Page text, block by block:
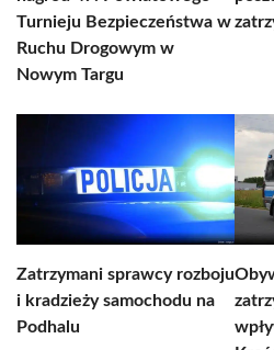
Turnieju Bezpieczeństwa w
Ruchu Drogowym w
Nowym Targu
Zatrzymani sprawcy rozboju
i kradzieży samochodu na
Podhalu